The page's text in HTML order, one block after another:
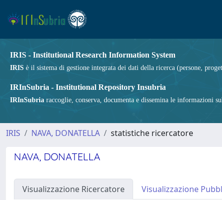
IRIS - Institutional Research Information System
IRIS è il sistema di gestione integrata dei dati della ricerca (persone,
IRInSubria - Institutional Repository Insubria
IRInSubria raccoglie, conserva, documenta e dissemina le informazioni
IRIS NAVA, DONATELLA statistiche ricercatore
NAVA, DONATELLA
Visualizzazione Ricercatore Visualizzazione